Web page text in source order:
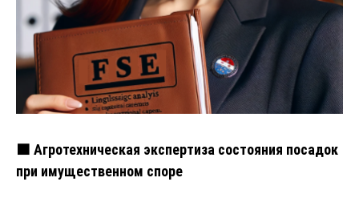
🟧 Агротехническая экспертиза состояния посадок
при имущественном споре